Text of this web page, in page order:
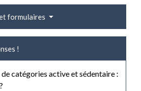
formulaires
!
catégories active et sédentaire :